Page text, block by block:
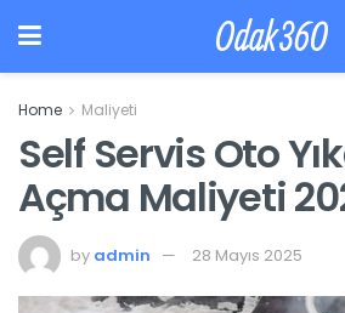
Odak360
Home Maliyeti
Self Servis Oto
Açma Maliyeti
by admin 28 Mayıs 2025